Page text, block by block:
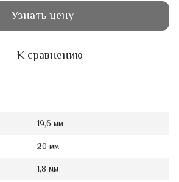
Узнать цену
К сравнению
19,6 мм
20 мм
1,8 мм